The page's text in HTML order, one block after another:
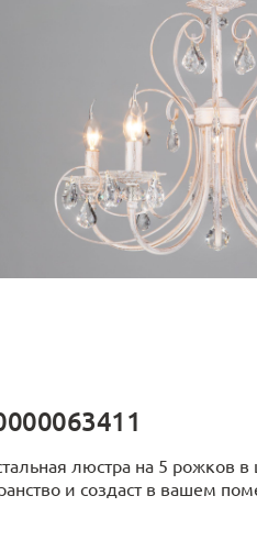
люстра на 5 рожков
и создаст в вашем